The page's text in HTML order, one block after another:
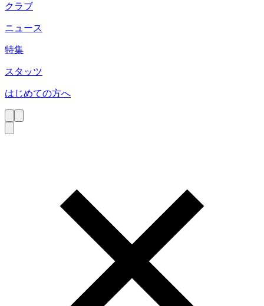
クラブ
ニュース
特集
スタッツ
はじめての方へ